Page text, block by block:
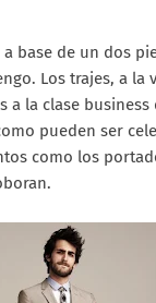
base de un dos
Los trajes, a la
a la clase business
pueden ser
como los